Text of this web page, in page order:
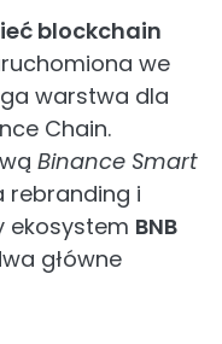
blockchain
we
warstwa dla
Chain.
Binance Smart
rebranding i
ekosystem BNB
główne